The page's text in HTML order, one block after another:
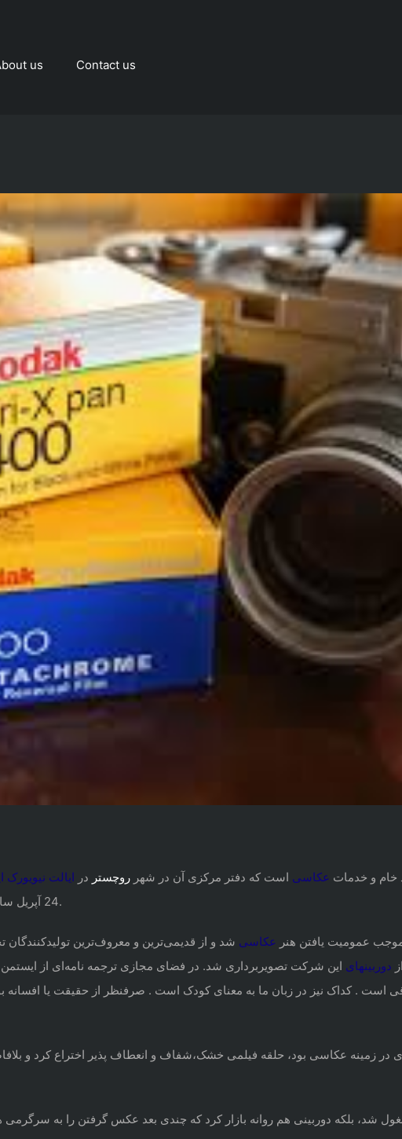
us Contact us
خام و خدمات عکاسی است که دفتر مرکزی آن در شهرروچستر در ایالت نیویورک
24 آپریل سال 1888میلادی ( 4فروردین شمسی) تأسیس شد.
عمومیت یافتن هنر عکاسی شد و از قدیمی‌ترین و معروف‌ترین تولیدکنندگان
دور بینهای این شرکت تصویربرداری شد. در فضای مجازی ترجمه نامه‌ای از
است . کداک نیز در زبان ما به معنای کودک است . صرفنظر از حقیقت یا
در زمینه عکاسی بود، حلقه فیلمی خشک،شفاف و انعطاف پذیر اختراع کرد و